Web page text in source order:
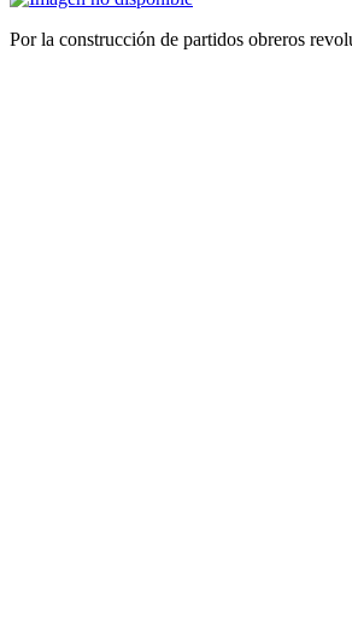
Por la construcción de partidos obreros